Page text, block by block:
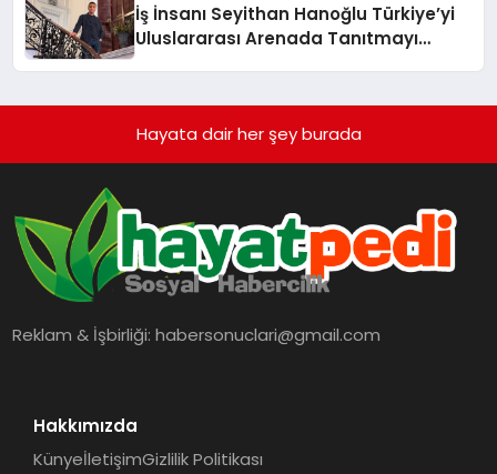
İş İnsanı Seyithan Hanoğlu Türkiye’yi
Uluslararası Arenada Tanıtmayı
Hayata dair her şey burada
Reklam & İşbirliği:habersonuclari@gmail.com
Hakkımızda
KünyeİletişimGizlilik Politikası